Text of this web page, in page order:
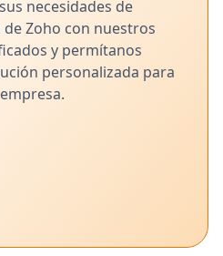
necesidades de
Zoho con nuestros
y permítanos
personalizada para